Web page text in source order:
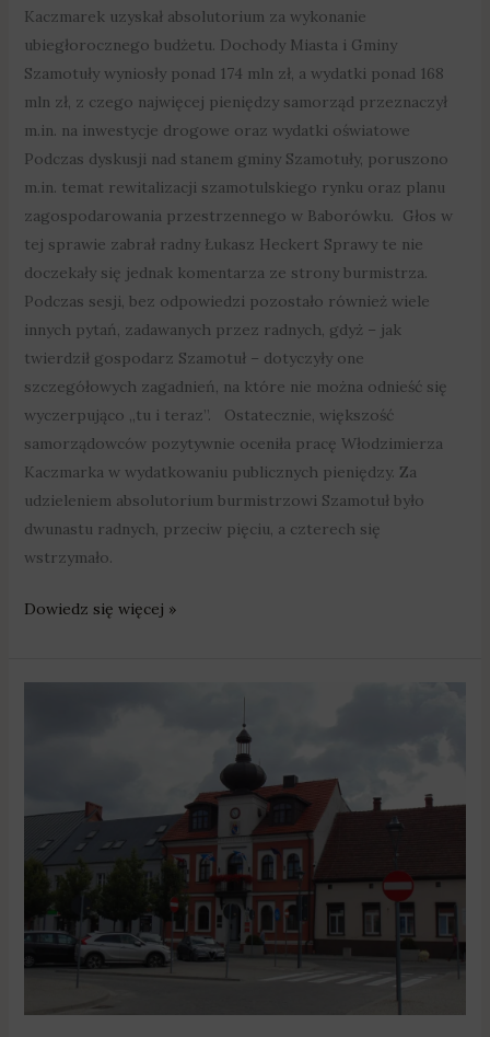
Kaczmarek uzyskał absolutorium za wykonanie
ubiegłorocznego budżetu. Dochody Miasta i Gminy
Szamotuły wyniosły ponad 174 mln zł, a wydatki ponad 168
mln zł, z czego najwięcej pieniędzy samorząd przeznaczył
m.in. na inwestycje drogowe oraz wydatki oświatowe
Podczas dyskusji nad stanem gminy Szamotuły, poruszono
m.in. temat rewitalizacji szamotulskiego rynku oraz planu
zagospodarowania przestrzennego w Baborówku. Głos w
tej sprawie zabrał radny Łukasz Heckert Sprawy te nie
doczekały się jednak komentarza ze strony burmistrza.
Podczas sesji, bez odpowiedzi pozostało również wiele
innych pytań, zadawanych przez radnych, gdyż – jak
twierdził gospodarz Szamotuł – dotyczyły one
szczegółowych zagadnień, na które nie można odnieść się
wyczerpująco „tu i teraz”. Ostatecznie, większość
samorządowców pozytywnie oceniła pracę Włodzimierza
Kaczmarka w wydatkowaniu publicznych pieniędzy. Za
udzieleniem absolutorium burmistrzowi Szamotuł było
dwunastu radnych, przeciw pięciu, a czterech się
wstrzymało.
Dowiedz się więcej »
burmistrza